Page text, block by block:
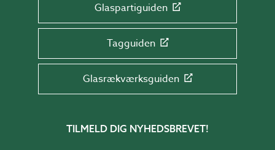
Glaspartiguiden
Tagguiden
Glasrækværksguiden
TILMELD DIG NYHEDSBREVET!